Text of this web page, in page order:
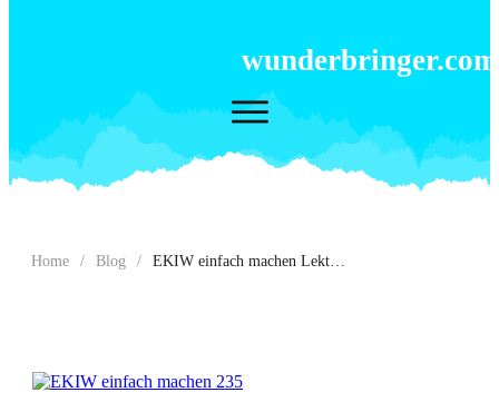
wunderbringer.com
Home / Blog / EKIW einfach machen Lektion 235